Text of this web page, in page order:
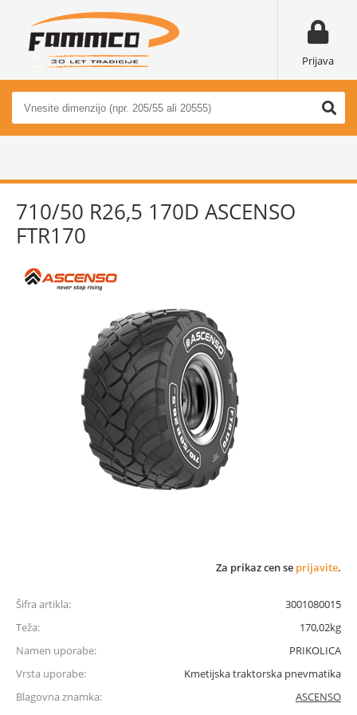
Prijava
710/50 R26,5 170D ASCENSO
FTR170
Za prikaz cen se prijavite.
Šifra artikla:
3001080015
Teža:
170,02kg
Namen uporabe:
PRIKOLICA
Vrsta uporabe:
Kmetijska traktorska pnevmatika
Blagovna znamka:
ASCENSO